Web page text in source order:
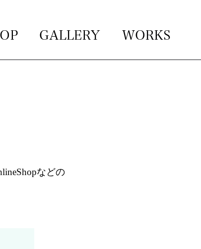
などの